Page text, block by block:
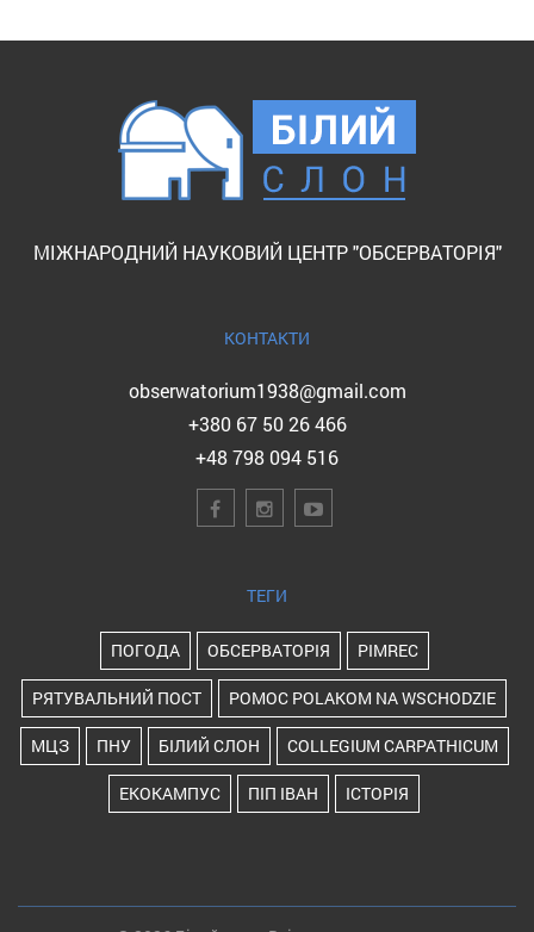
МІЖНАРОДНИЙ НАУКОВИЙ ЦЕНТР "ОБСЕРВАТОРІЯ"
КОНТАКТИ
obserwatorium1938@gmail.com
+380 67 50 26 466
+48 798 094 516
ТЕГИ
ПОГОДА ОБСЕРВАТОРІЯ PIMREC
РЯТУВАЛЬНИЙ ПОСТ POMOC POLAKOM NA WSCHODZIE
МЦЗ ПНУ БІЛИЙ СЛОН COLLEGIUM CARPATHICUM
ЕКОКАМПУС ПІП ІВАН ІСТОРІЯ